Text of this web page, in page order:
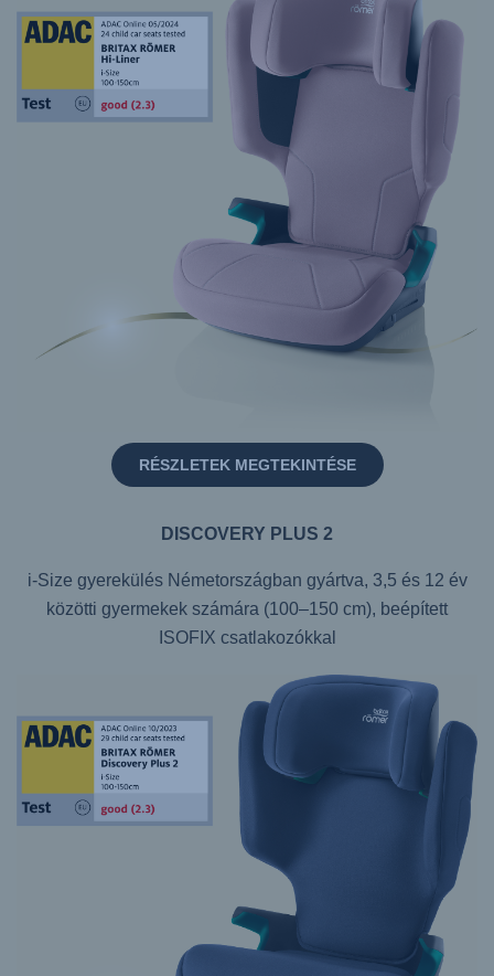
RÉSZLETEK MEGTEKINTÉSE
DISCOVERY PLUS 2
i-Size gyerekülés Németországban gyártva, 3,5 és 12 év
közötti gyermekek számára (100–150 cm), beépített
ISOFIX csatlakozókkal